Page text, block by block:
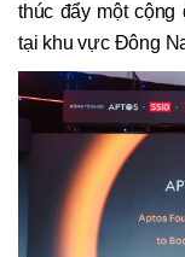
thúc đẩy một cộng
tại khu vực Đông